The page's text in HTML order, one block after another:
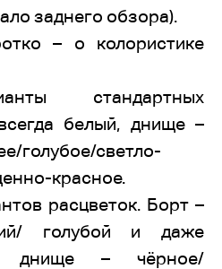
заднего обзора).
– о колористике
стандартных
белый, днище –
голубое/светло-
красное.
расцветок. Борт –
голубой и даже
днище – чёрное/